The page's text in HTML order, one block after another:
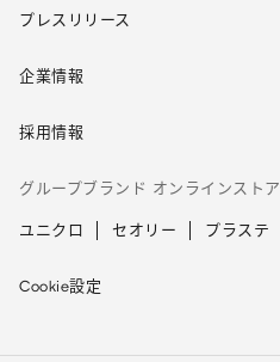
プレスリリース
企業情報
採用情報
グループブランド オンラインストア
ユニクロ セオリー プラステ
Cookie設定